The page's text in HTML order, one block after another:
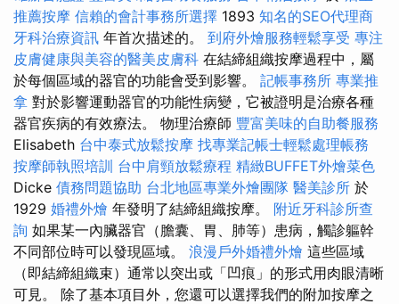
推薦按摩 信賴的會計事務所選擇 1893 知名的SEO代理商
牙科治療資訊 年首次描述的。 到府外燴服務輕鬆享受 專注
皮膚健康與美容的醫美皮膚科 在結締組織按摩過程中，屬
於每個區域的器官的功能會受到影響。 記帳事務所 專業推
拿 對於影響運動器官的功能性病變，它被證明是治療各種
器官疾病的有效療法。 物理治療師 豐富美味的自助餐服務
Elisabeth 台中泰式放鬆按摩 找專業記帳士輕鬆處理帳務
按摩師執照培訓 台中肩頸放鬆療程 精緻BUFFET外燴菜色
Dicke 債務問題協助 台北地區專業外燴團隊 醫美診所 於
1929 婚禮外燴 年發明了結締組織按摩。 附近牙科診所查
詢 如果某一內臟器官（膽囊、胃、肺等）患病，觸診軀幹
不同部位時可以發現區域。 浪漫戶外婚禮外燴 這些區域
（即結締組織束）通常以突出或「凹痕」的形式用肉眼清晰
可見。 除了基本項目外，您還可以選擇我們的附加按摩之